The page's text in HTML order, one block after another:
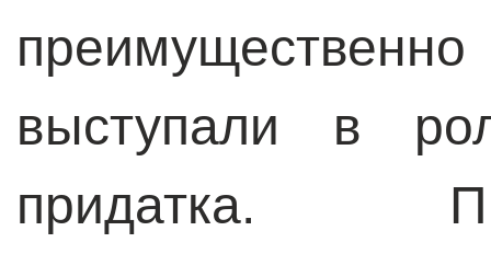
выступали в
придатка.